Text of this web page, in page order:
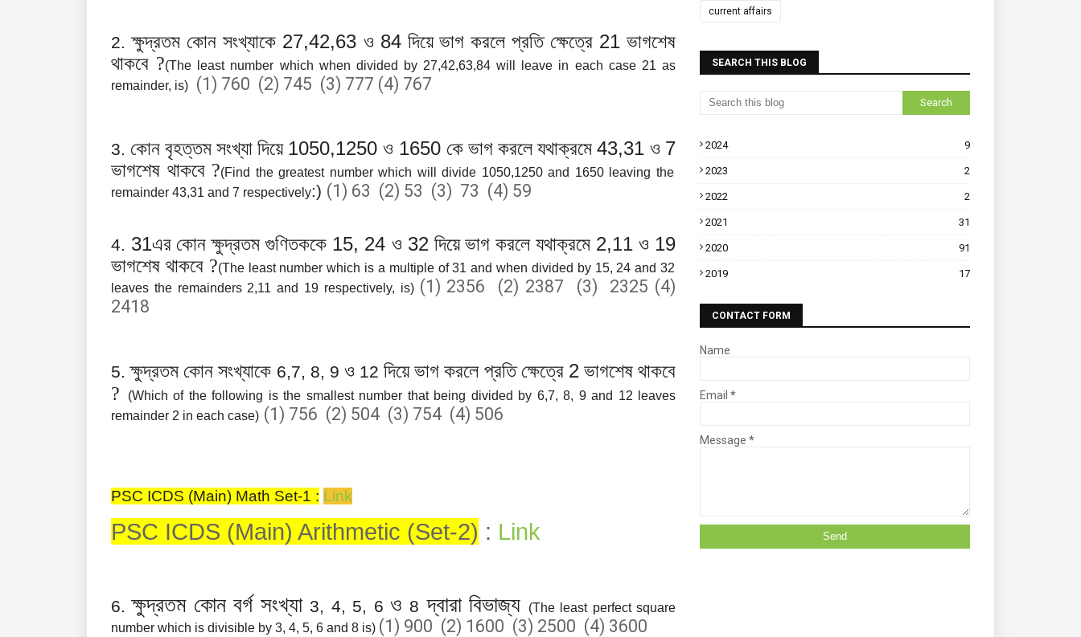
2.ক্ষুদ্রতম কোন সংখ্যাকে 27,42,63 ও 84দিয়ে ভাগ করলে প্রতি ক্ষেত্রে 21 ভাগশেষ
থাকবে ?(The least number which when divided by 27,42,63,84 will leave in each case 21 as
remainder, is)
(1) 760 (2) 745 (3) 777 (4) 767
3. কোন বৃহত্তম সংখ্যা দিয়ে 1050,1250ও 1650 কে ভাগ করলে যথাক্রমে 43,31 ও 7
ভাগশেষ থাকবে ?(Find the greatest number which will divide 1050,1250 and 1650 leaving the
remainder 43,31 and 7 respectively:) (1) 63 (2) 53 (3) 73 (4) 59
4. 31এর কোন ক্ষুদ্রতম গুণিতককে 15, 24ও 32 দিয়েভাগ করলে যথাক্রমে 2,11ও 19
ভাগশেষ থাকবে ?(The least number which is a multiple of 31 and when divided by 15, 24 and 32
leaves the remainders 2,11 and 19 respectively, is) (1) 2356 (2) 2387 (3) 2325 (4)
2418
5.ক্ষুদ্রতম কোন সংখ্যাকে 6,7, 8, 9 ও 12 দিয়ে ভাগ করলে প্রতি ক্ষেত্রে 2ভাগশেষ থাকবে
?
(Which of the following is the smallest number that being divided by 6,7, 8, 9 and 12 leaves
remainder 2 in each case) (1) 756 (2) 504 (3) 754 (4) 506
PSC ICDS (Main) Math Set-1 : Link
PSC ICDS (Main) Arithmetic (Set-2) : Link
6.ক্ষুদ্রতম কোন বর্গ সংখ্যা 3, 4, 5, 6 ও 8 দ্বারা বিভাজ্য
(The least perfect square
number which is divisible by 3, 4, 5, 6 and 8 is) (1) 900 (2) 1600 (3) 2500 (4) 3600
current affairs
SEARCH THIS BLOG
2024 9
2023 2
2022 2
2021 31
2020 91
2019 17
CONTACT FORM
Name
Email *
Message *